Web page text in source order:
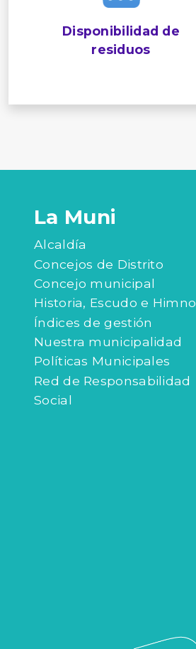
Disponibilidad de
residuos
La Muni
Alcaldía
Concejos de Distrito
Concejo municipal
Historia, Escudo e Himno
Índices de gestión
Nuestra municipalidad
Políticas Municipales
Red de Responsabilidad
Social